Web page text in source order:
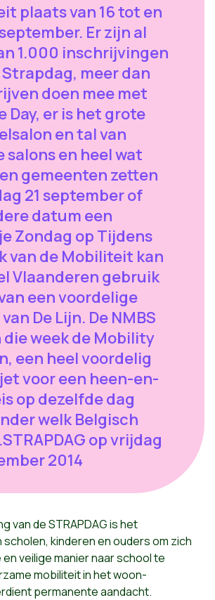
plaats van 16 tot en
Er zijn al
1.000 inschrijvingen
meer dan
doen mee met
Day, er is het grote
en tal van
salons en heel wat
gemeenten zetten
21 september of
datum een
Zondag op Tijdens
van de Mobiliteit kan
Vlaanderen gebruik
een voordelige
De Lijn. De NMBS
week de Mobility
een heel voordelig
voor een heen-en-
op dezelfde dag
welk Belgisch
op vrijdag
2014
van de STRAPDAG is het
scholen, kinderen en ouders om zich
veilige manier naar school te
mobiliteit in het woon-
permanente aandacht.